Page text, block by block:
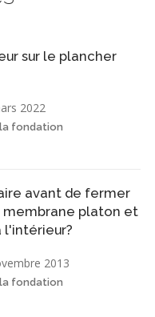
sur le plancher
2022
fondation
avant de fermer
membrane platon et
l'intérieur?
2013
fondation